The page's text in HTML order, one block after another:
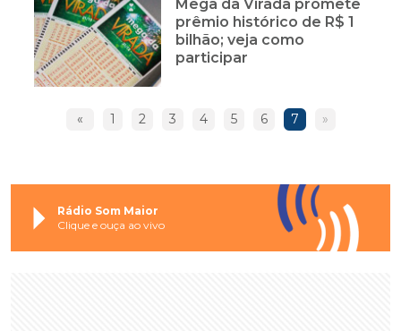
Mega da Virada promete
prêmio histórico de R$ 1
bilhão; veja como
participar
« 1 2 3 4 5 6 7 »
Rádio Som Maior
Clique e ouça ao vivo